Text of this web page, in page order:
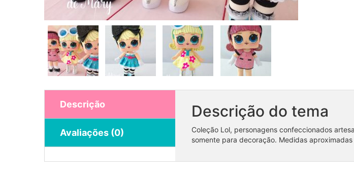
Descrição
Avaliações (0)
Descrição do tema
Coleção Lol, personagens confeccionados
somente para decoração. Medidas